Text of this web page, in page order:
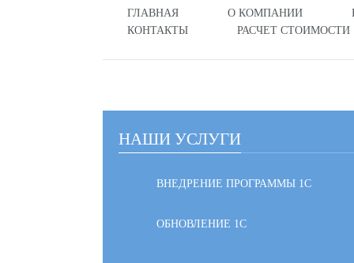
ГЛАВНАЯ О КОМПАНИИ
КОНТАКТЫ
РАСЧЕТ СТОИМОСТИ
НАШИ УСЛУГИ
ВНЕДРЕНИЕ ПРОГРАММЫ 1С
ОБНОВЛЕНИЕ 1С